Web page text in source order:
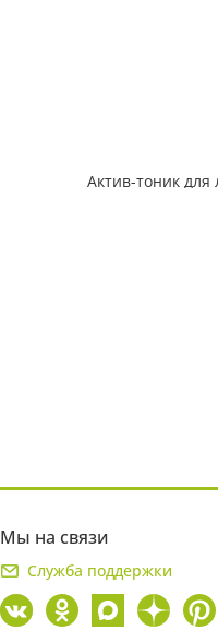
Актив-тоник для
Мы на связи
Служба поддержки